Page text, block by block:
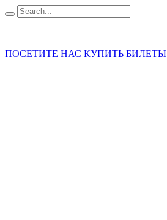
ПОСЕТИТЕ НАС КУПИТЬ БИЛЕТЫ